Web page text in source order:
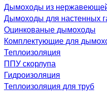
Дымоходы из
Дымоходы для настенных
Оцинкованые дымоходы
Комплектующие для
Теплоизоляция
ППУ скорлупа
Гидроизоляция
Теплоизоляция для труб